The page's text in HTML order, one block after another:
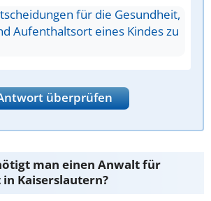
für die Gesundheit,
Aufenthaltsort eines Kindes zu
überprüfen
man einen Anwalt für
Kaiserslautern?